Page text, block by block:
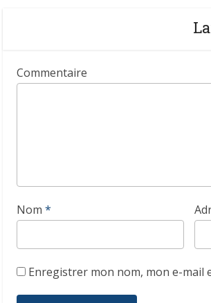
Commentaire
Nom *
Enregistrer mon nom, mon e-mail